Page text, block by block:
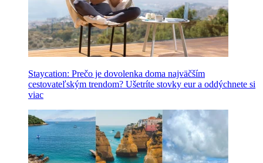
Staycation: Prečo je dovolenka doma najväčším
cestovateľským trendom? Ušetríte stovky eur a oddýchnete si
viac